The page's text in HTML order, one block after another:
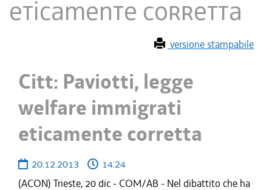
eticamente corretta
versione stampabile
Citt: Paviotti, legge
welfare immigrati
eticamente corretta
20.12.2013
14:24
(ACON) Trieste, 20 dic - COM/AB - Nel dibattito che ha